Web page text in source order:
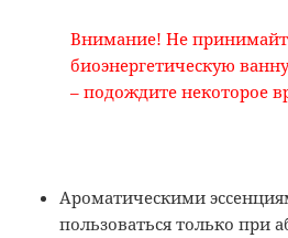
Внимание! Не
биоэнергетическую
– подождите некоторое
Ароматическими
пользоваться только при